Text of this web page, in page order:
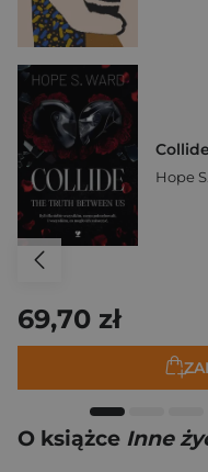
Hope
69,70 zł
O książce Inne